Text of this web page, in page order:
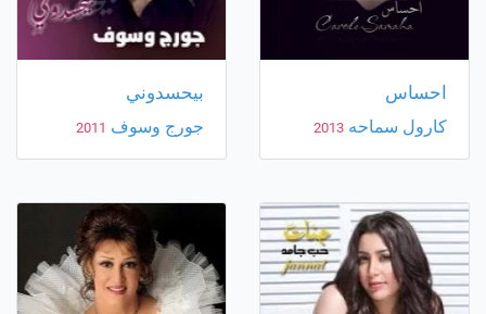
احساس
كارول سماحه 2013
بيحسدوني
جورج وسوف 2011